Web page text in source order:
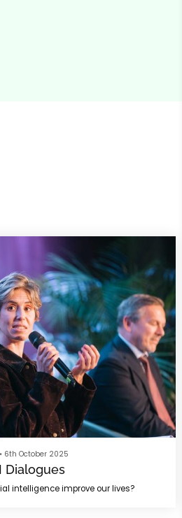
• 6th October 2025
Dialogues
intelligence improve our lives?